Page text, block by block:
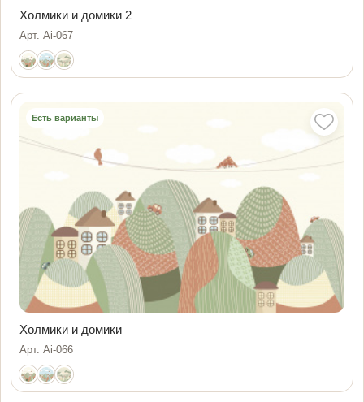
Холмики и домики 2
Арт. Ai-067
Есть варианты
Холмики и домики
Арт. Ai-066